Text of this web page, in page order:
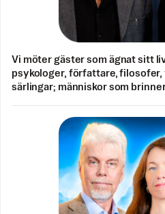
Vi möter gäster som ägnat sitt
psykologer, författare, filosofer,
särlingar; människor som